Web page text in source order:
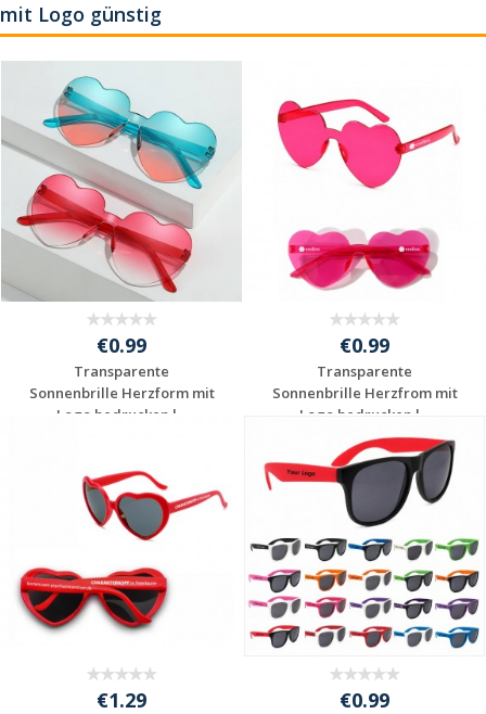
mit Logo günstig
€0.99
Transparente
Sonnenbrille Herzform mit
Logo bedrucken l...
€0.99
Transparente
Sonnenbrille Herzfrom mit
Logo bedrucken l...
Jetzt Angebot
anfordern
€1.29 €0.99